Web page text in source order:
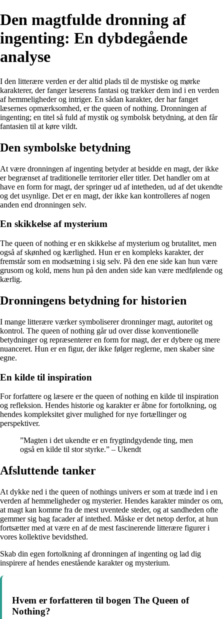
Den magtfulde dronning af
ingenting: En dybdegående
analyse
I den litterære verden er der altid plads til de mystiske og mørke
karakterer, der fanger læserens fantasi og trækker dem ind i en verden
af hemmeligheder og intriger. En sådan karakter, der har fanget
læsernes opmærksomhed, er the queen of nothing. Dronningen af
ingenting; en titel så fuld af mystik og symbolsk betydning, at den får
fantasien til at køre vildt.
Den symbolske betydning
At være dronningen af ingenting betyder at besidde en magt, der ikke
er begrænset af traditionelle territorier eller titler. Det handler om at
have en form for magt, der springer ud af intetheden, ud af det ukendte
og det usynlige. Det er en magt, der ikke kan kontrolleres af nogen
anden end dronningen selv.
En skikkelse af mysterium
The queen of nothing er en skikkelse af mysterium og brutalitet, men
også af skønhed og kærlighed. Hun er en kompleks karakter, der
fremstår som en modsætning i sig selv. På den ene side kan hun være
grusom og kold, mens hun på den anden side kan være medfølende og
kærlig.
Dronningens betydning for historien
I mange litterære værker symboliserer dronninger magt, autoritet og
kontrol. The queen of nothing går ud over disse konventionelle
betydninger og repræsenterer en form for magt, der er dybere og mere
nuanceret. Hun er en figur, der ikke følger reglerne, men skaber sine
egne.
En kilde til inspiration
For forfattere og læsere er the queen of nothing en kilde til inspiration
og refleksion. Hendes historie og karakter er åbne for fortolkning, og
hendes kompleksitet giver mulighed for nye fortællinger og
perspektiver.
”Magten i det ukendte er en frygtindgydende ting, men
også en kilde til stor styrke.” – Ukendt
Afsluttende tanker
At dykke ned i the queen of nothings univers er som at træde ind i en
verden af hemmeligheder og mysterier. Hendes karakter minder os om,
at magt kan komme fra de mest uventede steder, og at sandheden ofte
gemmer sig bag facader af intethed. Måske er det netop derfor, at hun
fortsætter med at være en af de mest fascinerende litterære figurer i
vores kollektive bevidsthed.
Skab din egen fortolkning af dronningen af ingenting og lad dig
inspirere af hendes enestående karakter og mysterium.
Hvem er forfatteren til bogen The Queen of
Nothing?